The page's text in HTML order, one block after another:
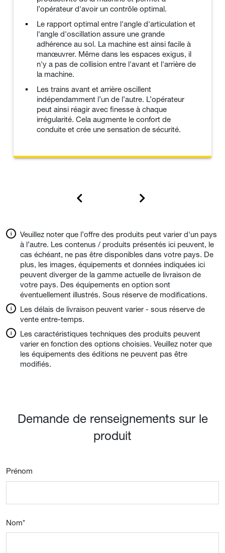
l’opérateur d'avoir un contrôle optimal.
Le rapport optimal entre l'angle d'articulation et
l'angle d'oscillation assure une grande
adhérence au sol. La machine est ainsi facile à
manœuvrer. Même dans les espaces exigus, il
n'y a pas de collision entre l'avant et l'arrière de
la machine.
Les trains avant et arrière oscillent
indépendamment l’un de l’autre. L’opérateur
peut ainsi réagir avec finesse à chaque
irrégularité. Cela augmente le confort de
conduite et crée une sensation de sécurité.
Veuillez noter que l’offre des produits peut varier d'un pays
à l’autre. Les contenus / produits présentés ici peuvent, le
cas échéant, ne pas être disponibles dans votre pays. De
plus, les images, équipements et données indiquées ici
peuvent diverger de la gamme actuelle de livraison de
votre pays. Des équipements en option sont
éventuellement illustrés. Sous réserve de modifications.
Les délais de livraison peuvent varier - sous réserve de
vente entre-temps.
Les caractéristiques techniques des produits peuvent
varier en fonction des options choisies. Veuillez noter que
les équipements des éditions ne peuvent pas être
modifiés.
Demande de renseignements sur le
produit
Prénom
Nom*